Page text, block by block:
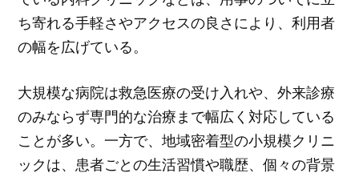
ち寄れる手軽さやアクセスの良さにより、利用者
の幅を広げている。
大規模な病院は救急医療の受け入れや、外来診療
のみならず専門的な治療まで幅広く対応している
ことが多い。一方で、地域密着型の小規模クリニ
ックは、患者ごとの生活習慣や職歴、個々の背景